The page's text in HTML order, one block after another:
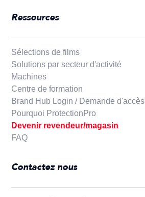
Ressources
Sélections de films
Solutions par secteur d'activité
Machines
Centre de formation
Brand Hub Login / Demande d'accès
Pourquoi ProtectionPro
Devenir revendeur/magasin
FAQ
Contactez nous